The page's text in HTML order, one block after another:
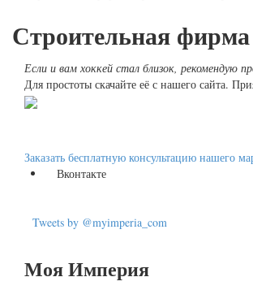
Строительная
Если и вам хоккей стал близок, рекомендую
Для простоты скачайте её с нашего сайта.
Заказать бесплатную консультацию нашего
Вконтакте
Tweets by @myimperia_com
Моя Империя